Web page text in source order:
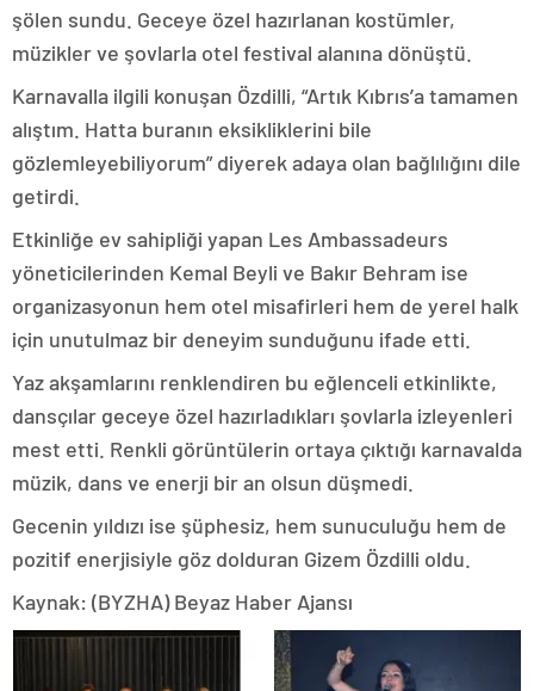
şölen sundu. Geceye özel hazırlanan kostümler,
müzikler ve şovlarla otel festival alanına dönüştü.
Karnavalla ilgili konuşan Özdilli, “Artık Kıbrıs’a tamamen
alıştım. Hatta buranın eksikliklerini bile
gözlemleyebiliyorum” diyerek adaya olan bağlılığını dile
getirdi.
Etkinliğe ev sahipliği yapan Les Ambassadeurs
yöneticilerinden Kemal Beyli ve Bakır Behram ise
organizasyonun hem otel misafirleri hem de yerel halk
için unutulmaz bir deneyim sunduğunu ifade etti.
Yaz akşamlarını renklendiren bu eğlenceli etkinlikte,
dansçılar geceye özel hazırladıkları şovlarla izleyenleri
mest etti. Renkli görüntülerin ortaya çıktığı karnavalda
müzik, dans ve enerji bir an olsun düşmedi.
Gecenin yıldızı ise şüphesiz, hem sunuculuğu hem de
pozitif enerjisiyle göz dolduran Gizem Özdilli oldu.
Kaynak: (BYZHA) Beyaz Haber Ajansı